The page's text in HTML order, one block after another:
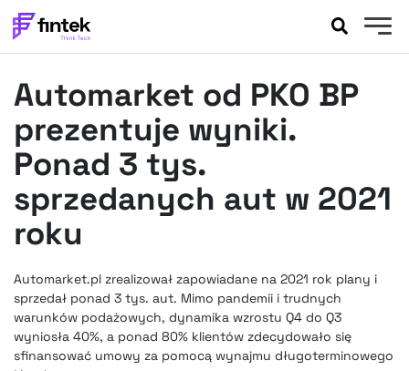
BANKOWOŚĆ
FELIETONY
WYWIADY
LEGAL
PODCASTY
FINTEKEXTRA
OKIEM EKSPERTA
Automarket od PKO BP
prezentuje wyniki.
Ponad 3 tys.
sprzedanych aut w 2021
roku
Automarket.pl zrealizował zapowiadane na 2021 rok plany i
sprzedał ponad 3 tys. aut. Mimo pandemii i trudnych
warunków podażowych, dynamika wzrostu Q4 do Q3
wyniosła 40%, a ponad 80% klientów zdecydowało się
sfinansować umowy za pomocą wynajmu długoterminowego